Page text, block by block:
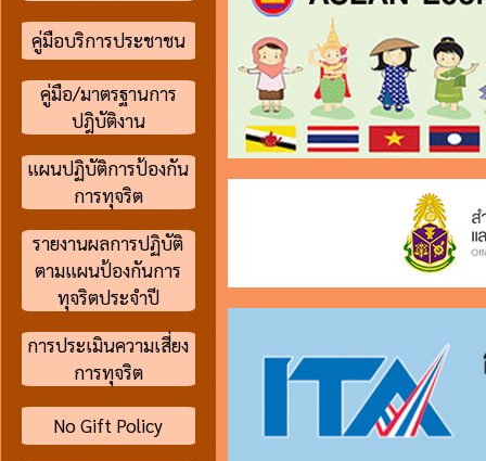
คู่มือบริการประชาชน
คู่มือ/มาตรฐานการ
ปฎิบัติงาน
แผนปฏิบัติการป้องกัน
การทุจริต
รายงานผลการปฏิบัติ
ตามแผนป้องกันการ
ทุจริตประจำปี
การประเมินความเสี่ยง
การทุจริต
No Gift Policy